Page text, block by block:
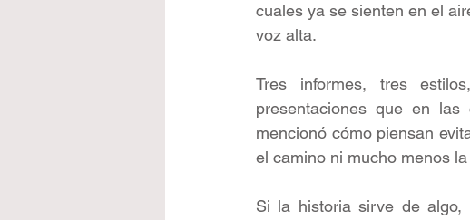
cuales ya se sienten en el
voz alta.
Tres informes, tres
presentaciones que en
mencionó cómo piensan
el camino ni mucho menos
Si la historia sirve de algo,